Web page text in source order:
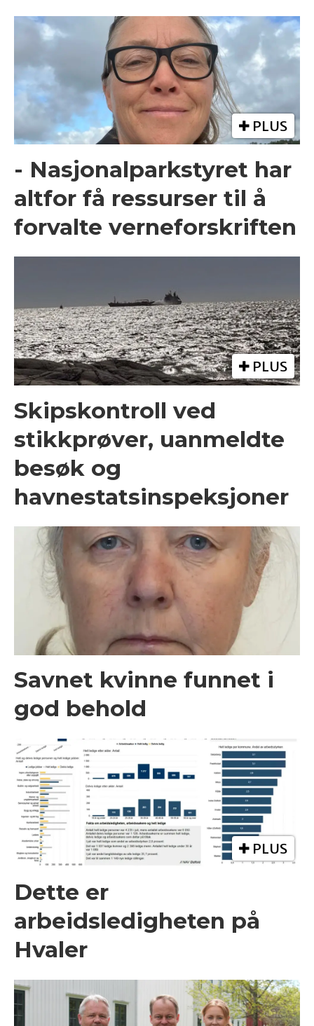
PLUS
- Nasjonalparkstyret har
altfor få ressurser til å
forvalte verneforskriften
PLUS
Skipskontroll ved
stikkprøver, uanmeldte
besøk og
havnestatsinspeksjoner
Savnet kvinne funnet i
god behold
PLUS
Dette er
arbeidsledigheten på
Hvaler